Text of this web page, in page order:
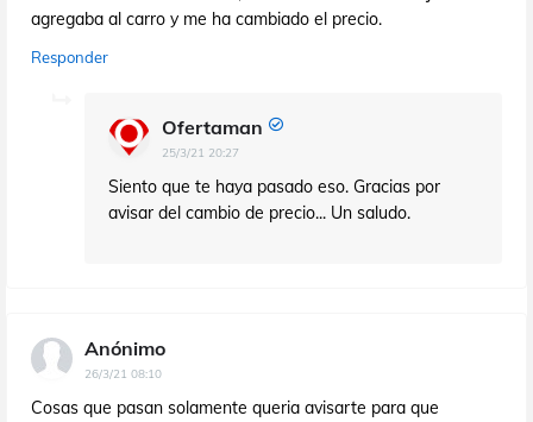
agregaba al carro y me ha cambiado el precio.
Responder
Ofertaman
25/3/21 20:27
Siento que te haya pasado eso. Gracias por
avisar del cambio de precio... Un saludo.
Anónimo
26/3/21 08:10
Cosas que pasan solamente queria avisarte para que